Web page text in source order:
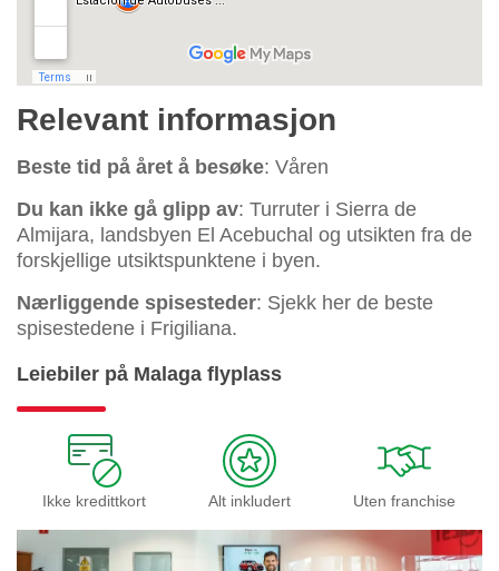
Relevant informasjon
Beste tid på året å besøke: Våren
Du kan ikke gå glipp av: Turruter i Sierra de
Almijara, landsbyen El Acebuchal og utsikten fra de
forskjellige utsiktspunktene i byen.
Nærliggende spisesteder: Sjekk her de beste
spisestedene i Frigiliana.
Leiebiler på Malaga flyplass
Ikke kredittkort Alt inkludert Uten franchise